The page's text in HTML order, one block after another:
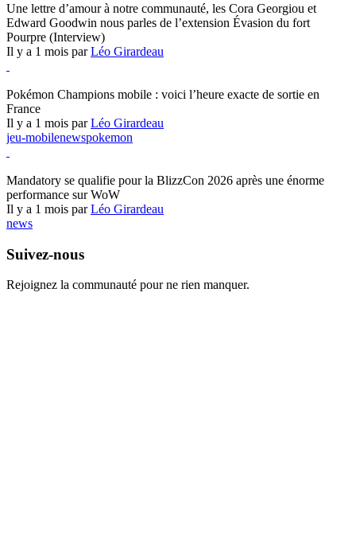
Une lettre d’amour à notre communauté, les Cora Georgiou et
Edward Goodwin nous parles de l’extension Évasion du fort
Pourpre (Interview)
Il y a 1 mois parLéo Girardeau
Pokémon Champions mobile : voici l’heure exacte de sortie en
France
Il y a 1 mois parLéo Girardeau
jeu-mobilenewspokemon
Mandatory se qualifie pour la BlizzCon 2026 après une énorme
performance sur WoW
Il y a 1 mois parLéo Girardeau
news
Suivez-nous
Rejoignez la communauté pour ne rien manquer.